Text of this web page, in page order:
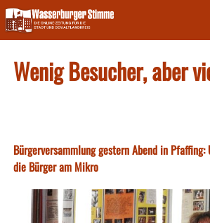
Skip
to
content
Wenig Besucher, aber
Bürgerversammlung gestern Abend in
die Bürger am Mikro